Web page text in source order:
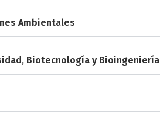
Ambientales
Biotecnología y Bioingeniería